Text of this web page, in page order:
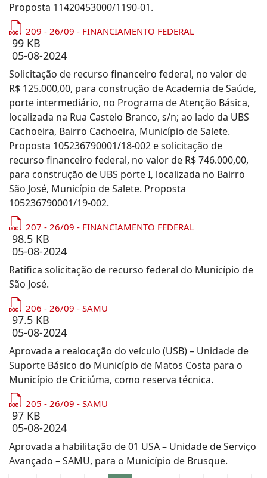
Proposta 11420453000/1190-01.
209 - 26/09 - FINANCIAMENTO FEDERAL
99 KB
05-08-2024
Solicitação de recurso financeiro federal, no valor de
R$ 125.000,00, para construção de Academia de Saúde,
porte intermediário, no Programa de Atenção Básica,
localizada na Rua Castelo Branco, s/n; ao lado da UBS
Cachoeira, Bairro Cachoeira, Município de Salete.
Proposta 105236790001/18-002 e solicitação de
recurso financeiro federal, no valor de R$ 746.000,00,
para construção de UBS porte I, localizada no Bairro
São José, Município de Salete. Proposta
105236790001/19-002.
207 - 26/09 - FINANCIAMENTO FEDERAL
98.5 KB
05-08-2024
Ratifica solicitação de recurso federal do Município de
São José.
206 - 26/09 - SAMU
97.5 KB
05-08-2024
Aprovada a realocação do veículo (USB) – Unidade de
Suporte Básico do Município de Matos Costa para o
Município de Criciúma, como reserva técnica.
205 - 26/09 - SAMU
97 KB
05-08-2024
Aprovada a habilitação de 01 USA – Unidade de Serviço
Avançado – SAMU, para o Município de Brusque.